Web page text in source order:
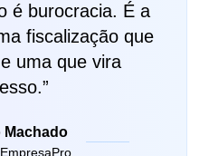
é burocracia. É a
fiscalização que
uma que vira
”
Machado